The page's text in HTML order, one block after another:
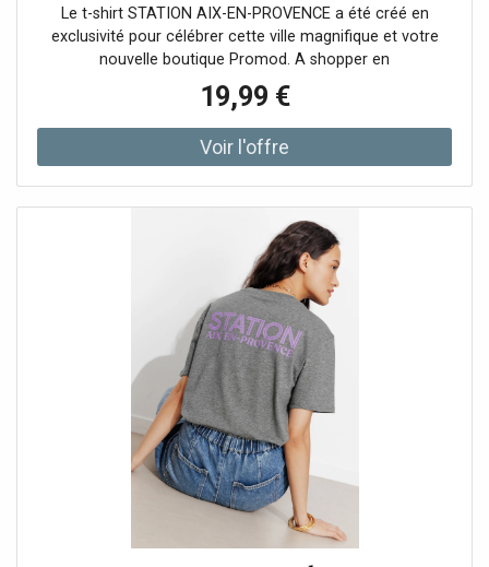
Le t-shirt STATION AIX-EN-PROVENCE a été créé en
exclusivité pour célébrer cette ville magnifique et votre
nouvelle boutique Promod. A shopper en
19,99 €